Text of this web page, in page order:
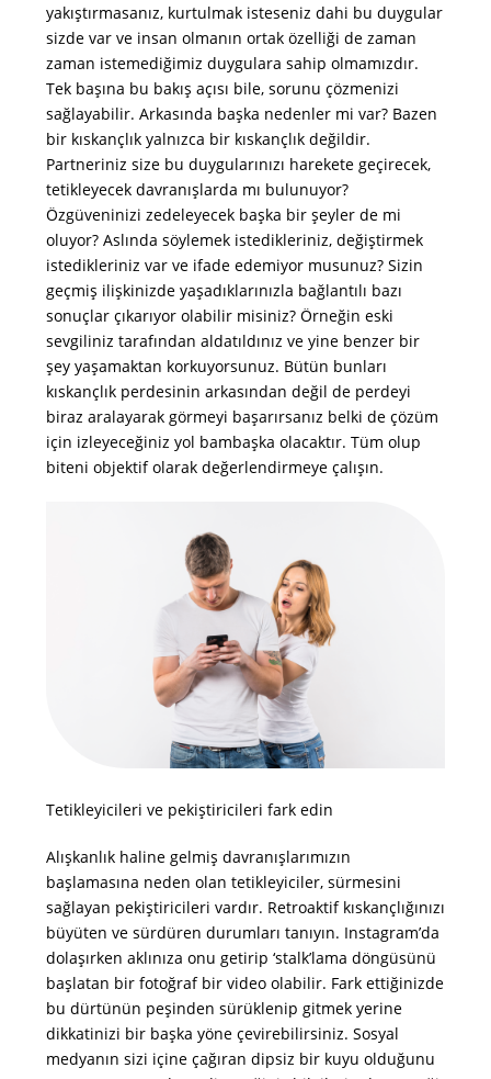
yakıştırmasanız, kurtulmak isteseniz dahi bu duygular
sizde var ve insan olmanın ortak özelliği de zaman
zaman istemediğimiz duygulara sahip olmamızdır.
Tek başına bu bakış açısı bile, sorunu çözmenizi
sağlayabilir. Arkasında başka nedenler mi var? Bazen
bir kıskançlık yalnızca bir kıskançlık değildir.
Partneriniz size bu duygularınızı harekete geçirecek,
tetikleyecek davranışlarda mı bulunuyor?
Özgüveninizi zedeleyecek başka bir şeyler de mi
oluyor? Aslında söylemek istedikleriniz, değiştirmek
istedikleriniz var ve ifade edemiyor musunuz? Sizin
geçmiş ilişkinizde yaşadıklarınızla bağlantılı bazı
sonuçlar çıkarıyor olabilir misiniz? Örneğin eski
sevgiliniz tarafından aldatıldınız ve yine benzer bir
şey yaşamaktan korkuyorsunuz. Bütün bunları
kıskançlık perdesinin arkasından değil de perdeyi
biraz aralayarak görmeyi başarırsanız belki de çözüm
için izleyeceğiniz yol bambaşka olacaktır. Tüm olup
biteni objektif olarak değerlendirmeye çalışın.
Tetikleyicileri ve pekiştiricileri fark edin
Alışkanlık haline gelmiş davranışlarımızın
başlamasına neden olan tetikleyiciler, sürmesini
sağlayan pekiştiricileri vardır. Retroaktif kıskançlığınızı
büyüten ve sürdüren durumları tanıyın. Instagram’da
dolaşırken aklınıza onu getirip ‘stalk’lama döngüsünü
başlatan bir fotoğraf bir video olabilir. Fark ettiğinizde
bu dürtünün peşinden sürüklenip gitmek yerine
dikkatinizi bir başka yöne çevirebilirsiniz. Sosyal
medyanın sizi içine çağıran dipsiz bir kuyu olduğunu